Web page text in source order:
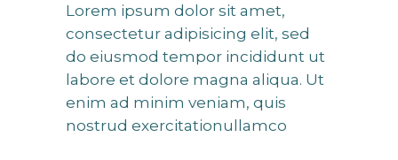
Lorem ipsum dolor sit amet,
consectetur adipisicing elit, sed
do eiusmod tempor incididunt ut
labore et dolore magna aliqua. Ut
enim ad minim veniam, quis
nostrud exercitationullamco